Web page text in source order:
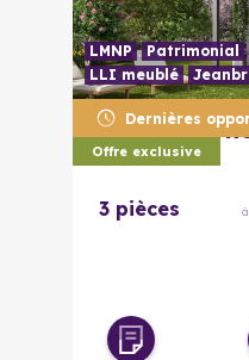
Dernières
Offre exclusive
LMNP Patrimonial
LLI meublé
31170
Ecrin Boisé
3 pièces